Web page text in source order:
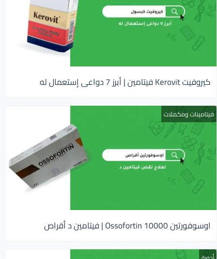
كيروفيت Kerovit فيتامين | أبرز 7 دواعى إستعمال له
فيتامينات ومكملات
اوسوفورتين 10000 Ossofortin | فيتامين د أقراص